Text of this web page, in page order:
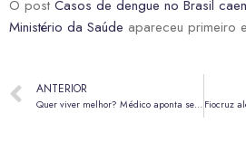
O post Casos de dengue no Brasil
Ministério da Saúde apareceu primeiro
ANTERIOR
Quer viver melhor? Médico aponta seis hábitos que fazem diferença na saúde